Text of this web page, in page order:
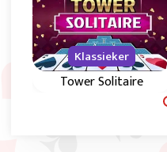
Tower Solitaire
Klassieker
Speel het klassieke